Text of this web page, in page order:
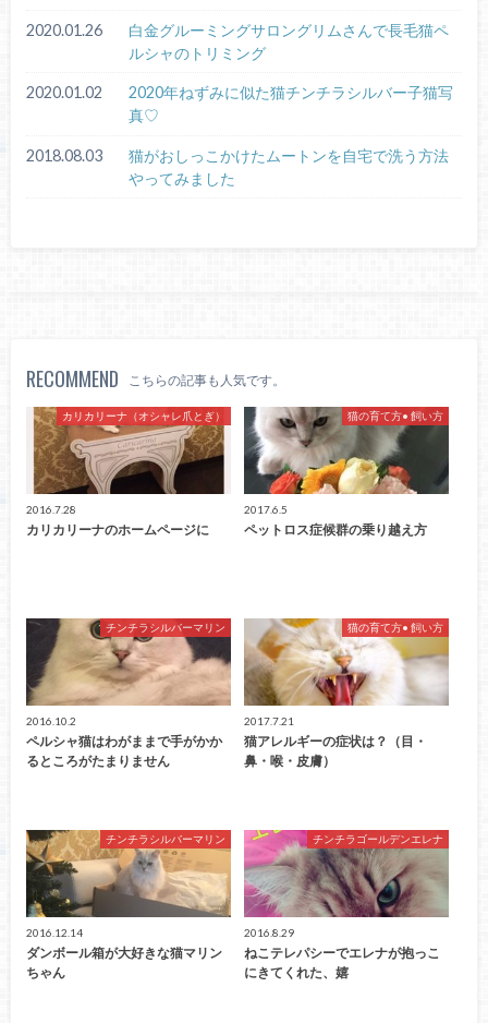
2020.01.26
白金グルーミングサロングリムさんで長毛猫ペ
ルシャのトリミング
2020.01.02
2020年ねずみに似た猫チンチラシルバー子猫写
真♡
2018.08.03
猫がおしっこかけたムートンを自宅で洗う方法
やってみました
RECOMMEND こちらの記事も人気です。
カリカリーナ（オシャレ爪とぎ）
2016.7.28
カリカリーナのホームページに
猫の育て方• 飼い方
2017.6.5
ペットロス症候群の乗り越え方
チンチラシルバーマリン
2016.10.2
ペルシャ猫はわがままで手がかか
るところがたまりません
猫の育て方• 飼い方
2017.7.21
猫アレルギーの症状は？（目・
鼻・喉・皮膚）
チンチラシルバーマリン
2016.12.14
ダンボール箱が大好きな猫マリン
ちゃん
チンチラゴールデンエレナ
2016.8.29
ねこテレパシーでエレナが抱っこ
にきてくれた、嬉